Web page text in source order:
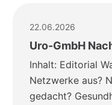
22.06.2026
Uro-GmbH
Inhalt: Editorial
Netzwerke aus?
gedacht?